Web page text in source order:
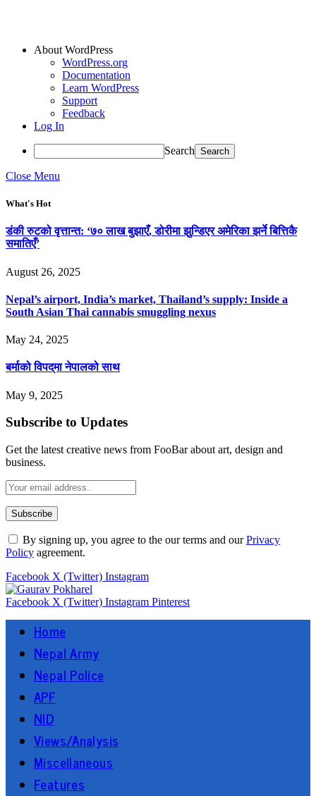
About WordPress
WordPress.org
Documentation
Learn WordPress
Support
Feedback
Log In
Search
Close Menu
What's Hot
डंकी रुटको वृत्तान्त: ‘७० लाख बुझाएँ, डोरीमा झुन्डिएर अमेरिका झर्ने बित्तिकै
समातिएँ’
August 26, 2025
Nepal’s airport, India’s market, Thailand’s supply: Inside a
South Asian Thai cannabis smuggling nexus
May 24, 2025
बर्माको विपद्‌मा नेपालको साथ
May 9, 2025
Subscribe to Updates
Get the latest creative news from FooBar about art, design and
business.
By signing up, you agree to the our terms and ourPrivacy
Policy agreement.
Facebook X (Twitter) Instagram
Facebook X (Twitter) Instagram Pinterest
Home
Nepal Army
Nepal Police
APF
NID
Views/Analysis
Miscellaneous
Features